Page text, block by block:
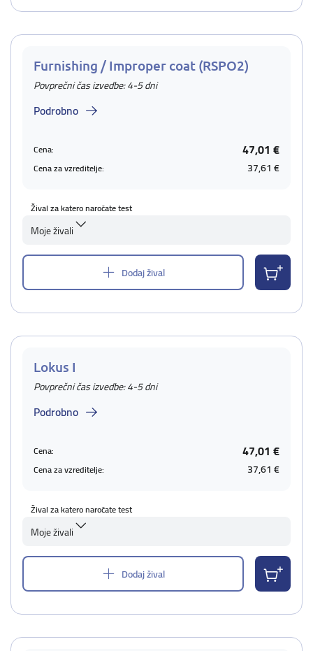
Furnishing / Improper coat (RSPO2)
Povprečni čas izvedbe: 4-5 dni
Podrobno
Cena: 47,01 €
Cena za vzreditelje: 37,61 €
Žival za katero naročate test
Moje živali
Dodaj žival
Lokus I
Povprečni čas izvedbe: 4-5 dni
Podrobno
Cena: 47,01 €
Cena za vzreditelje: 37,61 €
Žival za katero naročate test
Moje živali
Dodaj žival